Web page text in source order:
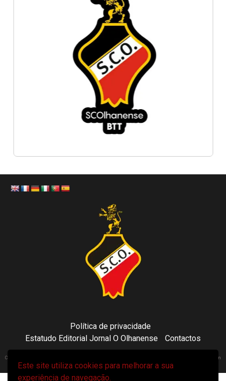
Este site utiliza cookies para melhorar a sua
experiência de navegação.
Política de privacidade
Estatudo Editorial Jornal O Olhanense
Contactos
Copyright 2021 © Sporting Clube Olhanense - All rights reserved | Adapted by Tecni24.com | Hosted on
ToonsDomain.com |Newspherepor AF themes.